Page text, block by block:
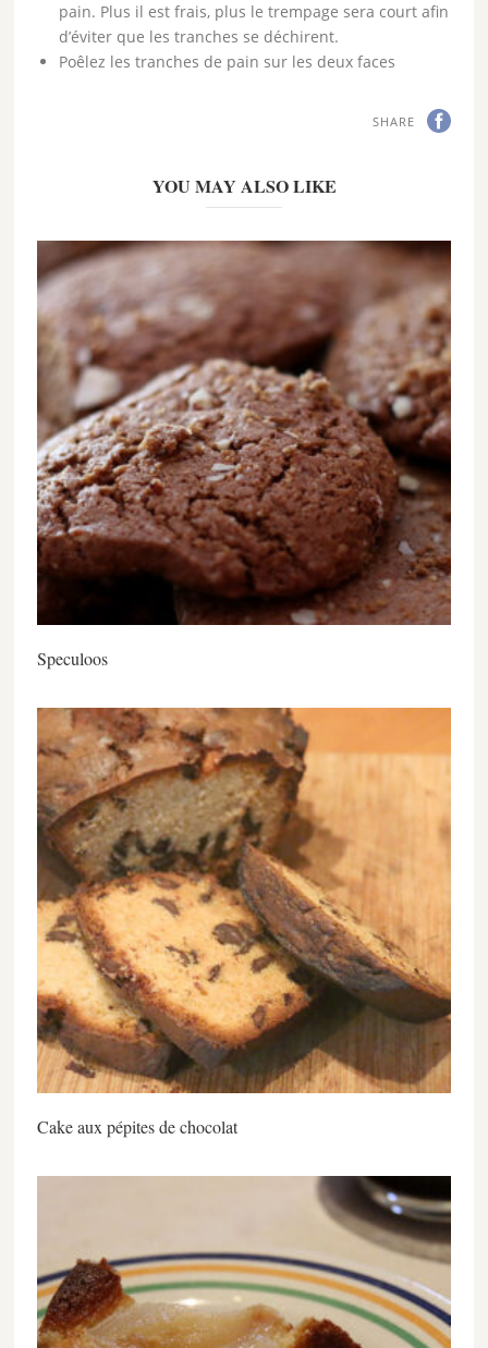
pain. Plus il est frais, plus le trempage sera court afin
d’éviter que les tranches se déchirent.
Poêlez les tranches de pain sur les deux faces
SHARE
YOU MAY ALSO LIKE
Speculoos
Cake aux pépites de chocolat